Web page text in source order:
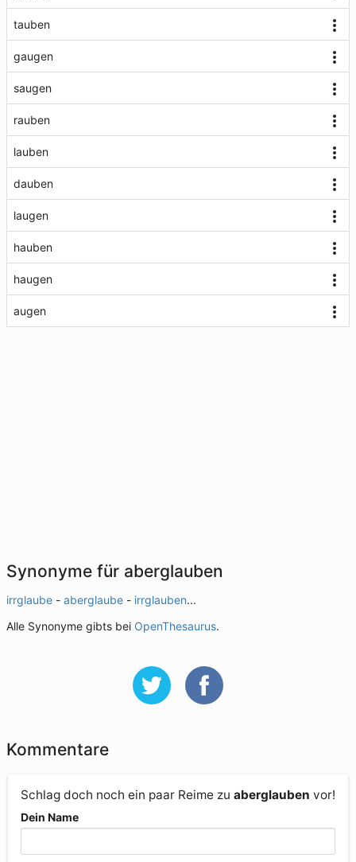
tauben
gaugen
saugen
rauben
lauben
dauben
laugen
hauben
haugen
augen
Synonyme für aberglauben
irrglaube - aberglaube - irrglauben...
Alle Synonyme gibts bei OpenThesaurus.
Kommentare
Schlag doch noch ein paar Reime zu aberglauben vor!
Dein Name